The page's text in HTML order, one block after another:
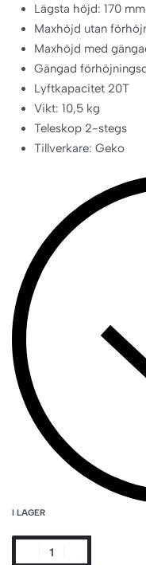
Lägsta höjd: 170 mm
Maxhöjd utan
Maxhöjd med
Gängad
Lyftkapacitet 20T
Vikt: 10,5 kg
Teleskop 2-stegs
Tillverkare: Geko
I LAGER